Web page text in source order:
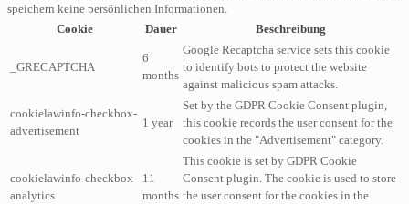
speichern keine persönlichen Informationen.
Cookie
Dauer Beschreibung
_GRECAPTCHA
6
months
Google Recaptcha service sets this cookie
to identify bots to protect the website
against malicious spam attacks.
cookielawinfo-checkbox-
advertisement
1 year
Set by the GDPR Cookie Consent plugin,
this cookie records the user consent for the
cookies in the "Advertisement" category.
cookielawinfo-checkbox-
analytics
11
months
This cookie is set by GDPR Cookie
Consent plugin. The cookie is used to store
the user consent for the cookies in the